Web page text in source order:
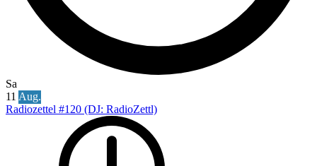
Sa
11 Aug.
Radiozettel #120 (DJ: RadioZettl)